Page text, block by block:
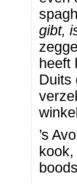
gibt,
heeft
Duits
’s